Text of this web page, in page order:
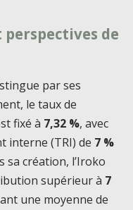
de
par ses
le taux de
fixé à 7,32 %, avec
interne (TRI) de 7 %
sa création, l’Iroko
supérieur à 7
une moyenne de